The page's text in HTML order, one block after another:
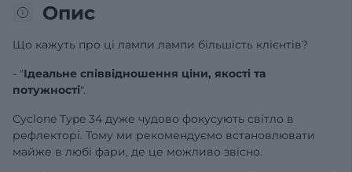
Опис
Що кажуть про ці лампи лампи більшість клієнтів?
- "Ідеальне співвідношення ціни, якості та
потужності".
Cyclone Type 34 дуже чудово фокусують світло в
рефлекторі. Тому ми рекомендуємо встановлювати
майже в любі фари, де це можливо звісно.